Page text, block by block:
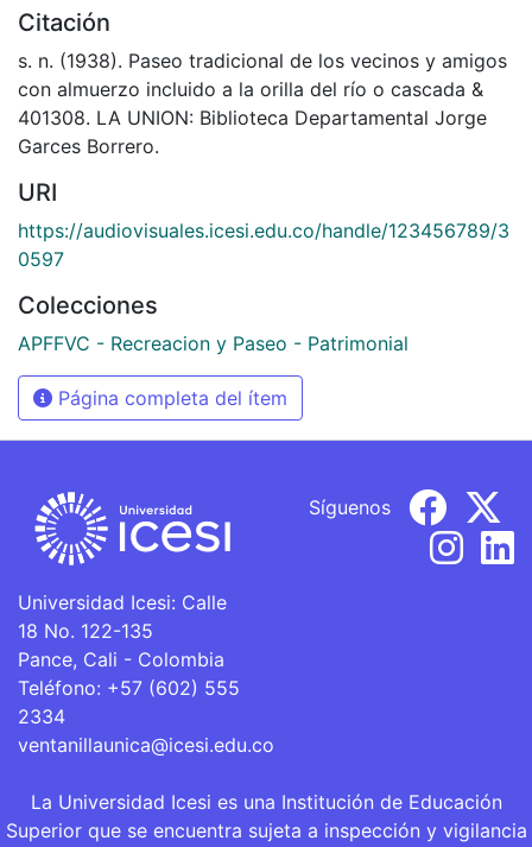
Citación
s. n. (1938). Paseo tradicional de los vecinos y amigos
con almuerzo incluido a la orilla del río o cascada &
401308. LA UNION: Biblioteca Departamental Jorge
Garces Borrero.
URI
https://audiovisuales.icesi.edu.co/handle/123456789/3
0597
Colecciones
APFFVC - Recreacion y Paseo - Patrimonial
Página completa del ítem
Universidad Icesi: Calle
18 No. 122-135
Pance, Cali - Colombia
Teléfono: +57 (602) 555
2334
ventanillaunica@icesi.edu.co
Síguenos
La Universidad Icesi es una Institución de Educación
Superior que se encuentra sujeta a inspección y vigilancia